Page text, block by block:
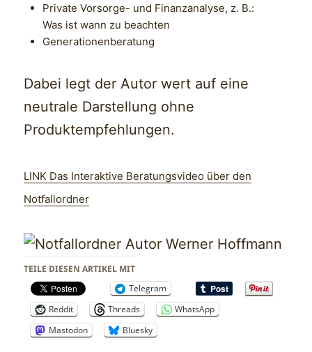
Private Vorsorge- und Finanzanalyse, z. B.:
Was ist wann zu beachten
Generationenberatung
Dabei legt der Autor wert auf eine
neutrale Darstellung ohne
Produktempfehlungen.
LINK Das Interaktive Beratungsvideo über den
Notfallordner
TEILE DIESEN ARTIKEL MIT
Telegram
Reddit
Threads
WhatsApp
Mastodon
Bluesky